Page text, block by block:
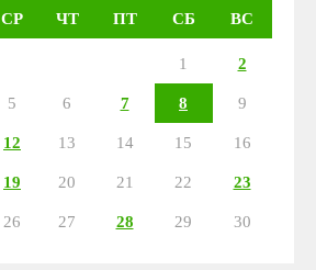
СР ЧТ ПТ СБ ВС
1 2
5 6 7 8 9
12 13 14 15 16
19 20 21 22 23
26 27 28 29 30